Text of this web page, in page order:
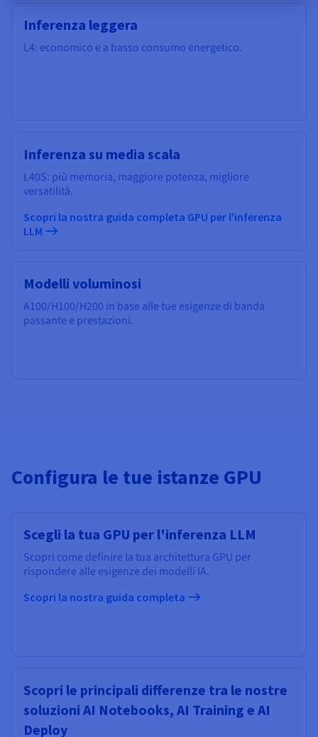
Inferenza leggera
L4: economico e a basso consumo energetico.
Inferenza su media scala
L40S: più memoria, maggiore potenza, migliore
versatilità.
Scopri la nostra guida completa GPU per l'inferenza
LLM
Modelli voluminosi
A100/H100/H200 in base alle tue esigenze di banda
passante e prestazioni.
Configura le tue istanze GPU
Scegli la tua GPU per l'inferenza LLM
Scopri come definire la tua architettura GPU per
rispondere alle esigenze dei modelli IA.
Scopri la nostra guida completa
Scopri le principali differenze tra le nostre
soluzioni AI Notebooks, AI Training e AI
Deploy